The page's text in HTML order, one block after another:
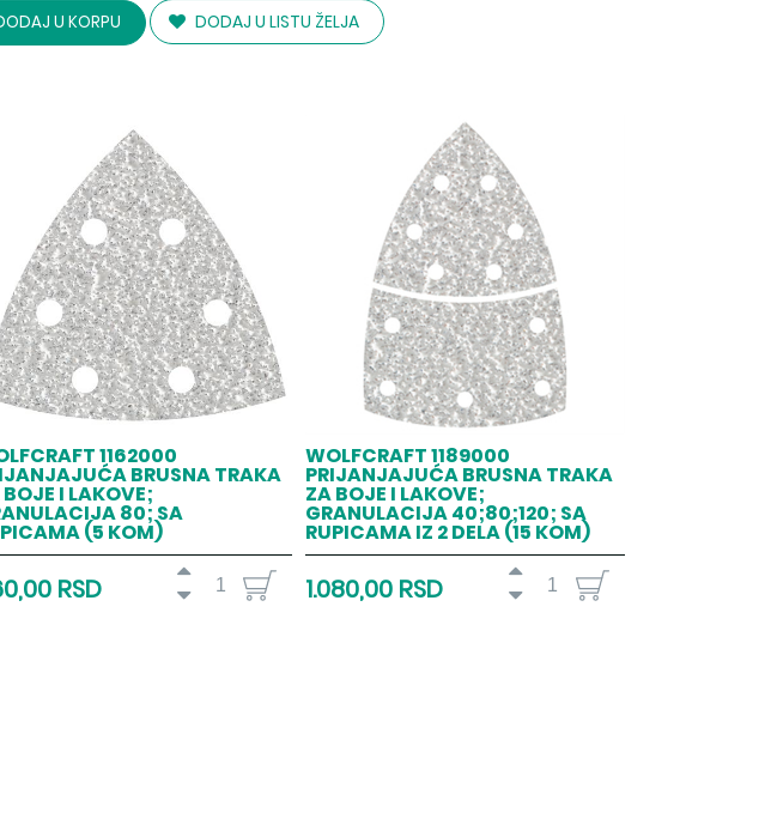
U KORPU DODAJ U LISTU ŽELJA
1162000
BRUSNA TRAKA
I LAKOVE;
80; SA
(5 KOM)
RSD
WOLFCRAFT 1189000
PRIJANJAJUĆA BRUSNA TRAKA
ZA BOJE I LAKOVE;
GRANULACIJA 40;80;120; SA
RUPICAMA IZ 2 DELA (15 KOM)
1.080,00 RSD